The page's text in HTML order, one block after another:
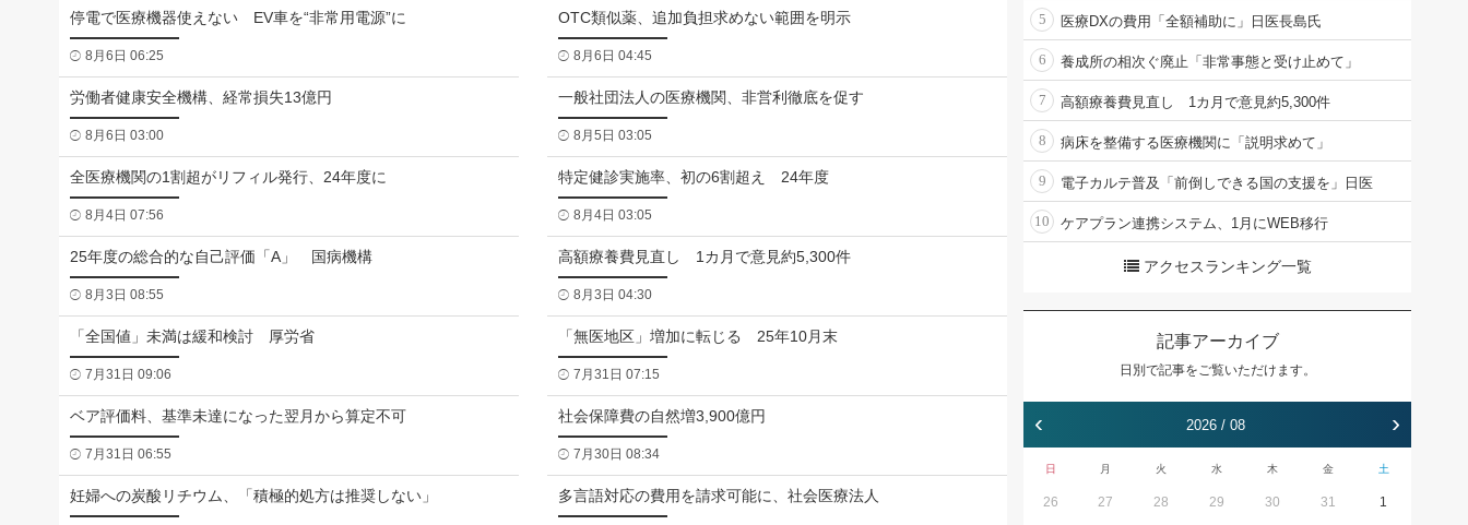
停電で医療機器使えない EV車を“非常用電源”に
8月6日 06:25
OTC類似薬、追加負担求めない範囲を明示
8月6日 04:45
労働者健康安全機構、経常損失13億円
8月6日 03:00
一般社団法人の医療機関、非営利徹底を促す
8月5日 03:05
全医療機関の1割超がリフィル発行、24年度に
8月4日 07:56
特定健診実施率、初の6割超え 24年度
8月4日 03:05
25年度の総合的な自己評価「A」 国病機構
8月3日 08:55
高額療養費見直し 1カ月で意見約5,300件
8月3日 04:30
「全国値」未満は緩和検討 厚労省
7月31日 09:06
「無医地区」増加に転じる 25年10月末
7月31日 07:15
ベア評価料、基準未達になった翌月から算定不可
7月31日 06:55
社会保障費の自然増3,900億円
7月30日 08:34
妊婦への炭酸リチウム、「積極的処方は推奨しない」 多言語対応の費用を請求可能に、社会医療法人
5 医療DXの費用「全額補助に」日医長島氏
6 養成所の相次ぐ廃止「非常事態と受け止めて」
7 高額療養費見直し 1カ月で意見約5,300件
8 病床を整備する医療機関に「説明求めて」
9 電子カルテ普及「前倒しできる国の支援を」日医
10 ケアプラン連携システム、1月にWEB移行
アクセスランキング一覧
記事アーカイブ
日別で記事をご覧いただけます。
‹ 2026 / 08 ›
日 月 火 水 木 金 土
26 27 28 29 30 31 1